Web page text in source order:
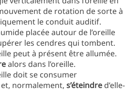
de rotation de sorte à
le conduit auditif.
placée autour de l’oreille
les cendres qui tombent.
peut à présent être allumée.
alors dans l’oreille.
doit se consumer
normalement, s’éteindre d’elle-